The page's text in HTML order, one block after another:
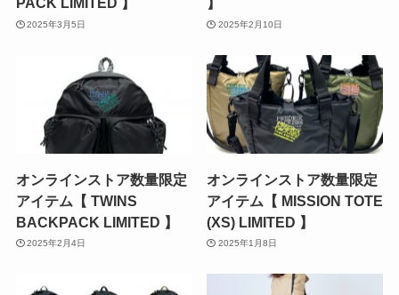
2025年3月5日 2025年2月10日
オンラインストア数量限定
アイテム【 TWINS
BACKPACK LIMITED 】
2025年2月4日
オンラインストア数量限定
アイテム【 MISSION TOTE
(XS) LIMITED 】
2025年1月8日